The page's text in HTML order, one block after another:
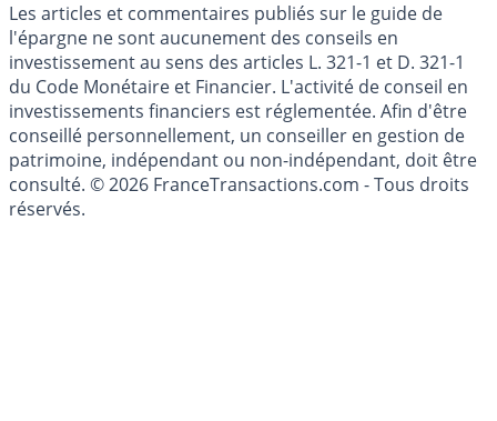
Les articles et commentaires publiés sur le guide de
l'épargne ne sont aucunement des conseils en
investissement au sens des articles L. 321-1 et D. 321-1
du Code Monétaire et Financier. L'activité de conseil en
investissements financiers est réglementée. Afin d'être
conseillé personnellement, un conseiller en gestion de
patrimoine, indépendant ou non-indépendant, doit être
consulté. © 2026 FranceTransactions.com - Tous droits
réservés.